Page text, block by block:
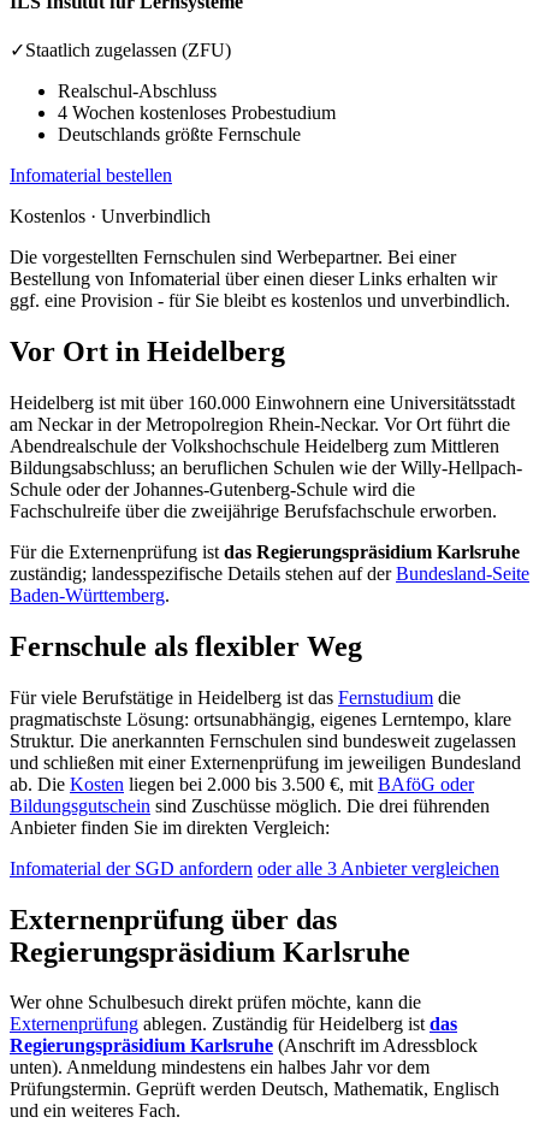
✓Staatlich zugelassen (ZFU)
Realschul-Abschluss
4 Wochen kostenloses Probestudium
Deutschlands größte Fernschule
Infomaterial bestellen
Kostenlos · Unverbindlich
Die vorgestellten Fernschulen sind Werbepartner. Bei einer
Bestellung von Infomaterial über einen dieser Links erhalten wir
ggf. eine Provision - für Sie bleibt es kostenlos und unverbindlich.
Vor Ort in Heidelberg
Heidelberg ist mit über 160.000 Einwohnern eine Universitätsstadt
am Neckar in der Metropolregion Rhein-Neckar. Vor Ort führt die
Abendrealschule der Volkshochschule Heidelberg zum Mittleren
Bildungsabschluss; an beruflichen Schulen wie der Willy-Hellpach-
Schule oder der Johannes-Gutenberg-Schule wird die
Fachschulreife über die zweijährige Berufsfachschule erworben.
Für die Externenprüfung ist das Regierungspräsidium Karlsruhe
zuständig; landesspezifische Details stehen auf derBundesland-Seite
Baden-Württemberg.
Fernschule als flexibler Weg
Für viele Berufstätige in Heidelberg ist das Fernstudium die
pragmatischste Lösung: ortsunabhängig, eigenes Lerntempo, klare
Struktur. Die anerkannten Fernschulen sind bundesweit zugelassen
und schließen mit einer Externenprüfung im jeweiligen Bundesland
ab. Die Kosten liegen bei 2.000 bis 3.500 €, mit BAföG oder
Bildungsgutschein sind Zuschüsse möglich. Die drei führenden
Anbieter finden Sie im direkten Vergleich:
Infomaterial der SGD anfordern oder alle 3 Anbieter vergleichen
Externenprüfung über das
Regierungspräsidium Karlsruhe
Wer ohne Schulbesuch direkt prüfen möchte, kann die
Externenprüfung ablegen. Zuständig für Heidelberg istdas
Regierungspräsidium Karlsruhe (Anschrift im Adressblock
unten). Anmeldung mindestens ein halbes Jahr vor dem
Prüfungstermin. Geprüft werden Deutsch, Mathematik, Englisch
und ein weiteres Fach.